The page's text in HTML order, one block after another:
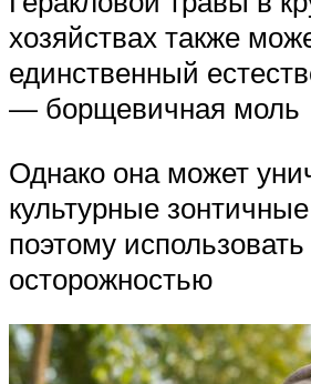
хозяйствах также
единственный
— борщевичная моль
Однако она может
культурные
поэтому
осторожностью